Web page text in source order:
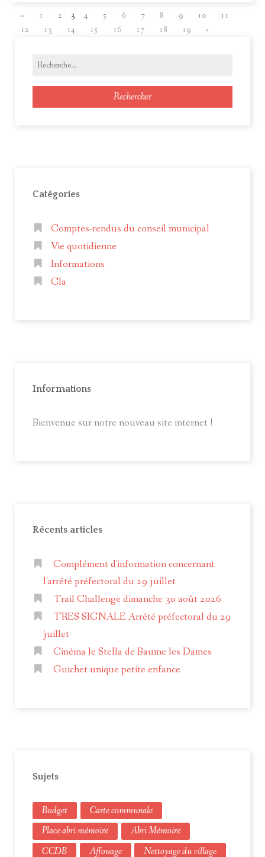
« 1 2 3 4 5 6 7 8 9 10
11
12
13 14 15 16 17 18 19 »
Rechercher
Catégories
Comptes-rendus du conseil municipal
Vie quotidienne
Informations
Cla
Informations
Bienvenue sur notre nouveau site internet !
Récents articles
Complément d'information concernant
l'arrêté préfectoral du 29 juillet
Trail Challenge dimanche 30 août 2026
TRES SIGNALE Arrêté préfectoral du 29
juillet
Cinéma le Stella de Baume les Dames
Guichet unique petite enfance
Sujets
Budget
Carte communale
Place abri mémoire
Abri Mémoire
CCDB
Affouage
Nettoyage du village